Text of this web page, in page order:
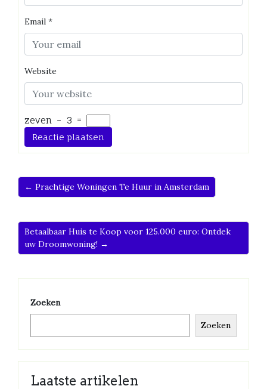
Email *
Website
zeven − 3 =
← Prachtige Woningen Te Huur in Amsterdam
Betaalbaar Huis te Koop voor 125.000 euro: Ontdek
uw Droomwoning! →
Zoeken
Zoeken
Laatste artikelen